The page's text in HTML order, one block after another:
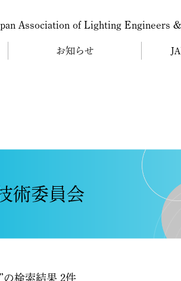
Association of Lighting Engineers
お知らせ
術委員会
の検索結果 2件